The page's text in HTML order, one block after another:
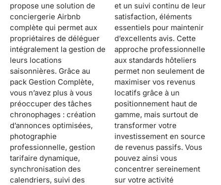
propose une solution de
conciergerie Airbnb
complète qui permet aux
propriétaires de déléguer
intégralement la gestion de
leurs locations
saisonnières. Grâce au
pack Gestion Complète,
vous n’avez plus à vous
préoccuper des tâches
chronophages : création
d’annonces optimisées,
photographie
professionnelle, gestion
tarifaire dynamique,
synchronisation des
calendriers, suivi des
et un suivi continu de leur
satisfaction, éléments
essentiels pour maintenir
d’excellents avis. Cette
approche professionnelle
aux standards hôteliers
permet non seulement de
maximiser vos revenus
locatifs grâce à un
positionnement haut de
gamme, mais surtout de
transformer votre
investissement en source
de revenus passifs. Vous
pouvez ainsi vous
concentrer sereinement
sur votre activité